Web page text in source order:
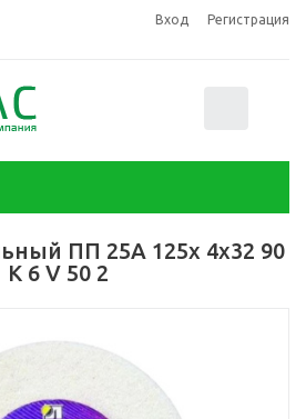
Вход Регистрация
ПП 25А 125х 4х32 90
K 6 V 50 2